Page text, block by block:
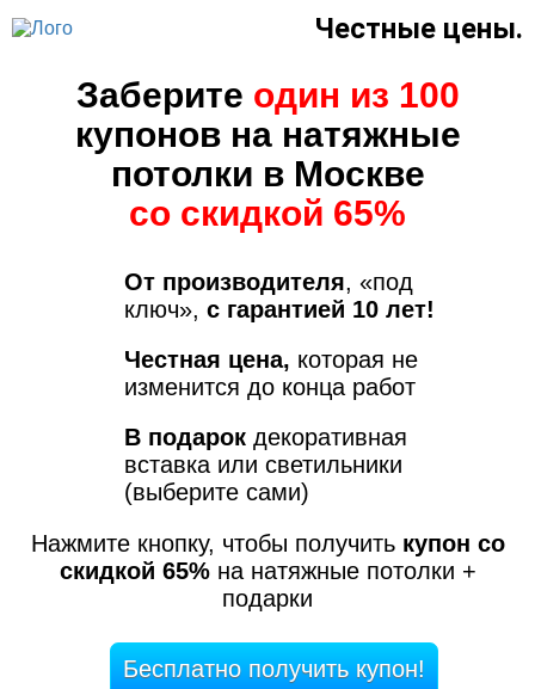
Честные цены.
Заберите один из 100
купонов на натяжные
потолки в Москве
со скидкой 65%
От производителя, «под
ключ», с гарантией 10 лет!
Честная цена, которая не
изменится до конца работ
В подарок декоративная
вставка или светильники
(выберите сами)
Нажмите кнопку, чтобы получить купон со
скидкой 65%на натяжные потолки +
подарки
Бесплатно получить купон!